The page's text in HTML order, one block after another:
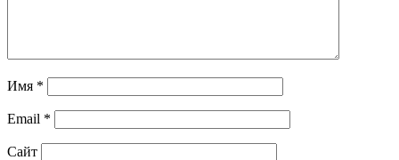
Имя *
Email *
Сайт